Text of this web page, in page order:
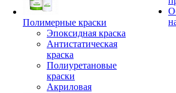
Полимерные краски
Эпоксидная краска
Антистатическая
краска
Полиуретановые
краски
Акриловая